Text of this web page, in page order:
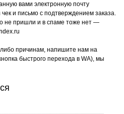
вами электронную почту
и письмо с подтверждением заказа.
не пришли и в спаме тоже нет —
причинам, напишите нам на
быстрого перехода в WA), мы